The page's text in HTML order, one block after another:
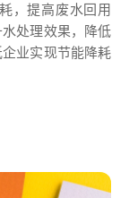
，提高废水回用
处理效果，降低
业实现节能降耗